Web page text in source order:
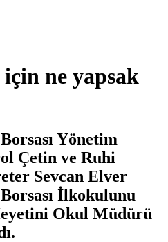
ne yapsak
Yönetim
Çetin ve Ruhi
Sevcan Elver
İlkokulunu
Okul Müdürü